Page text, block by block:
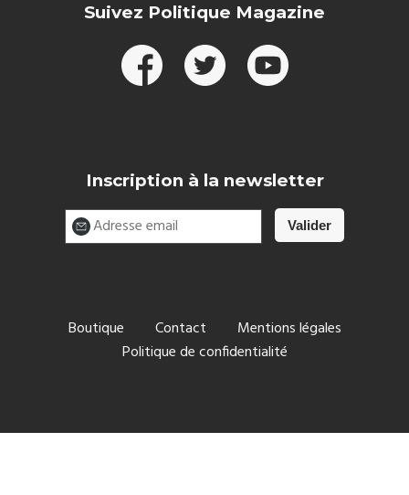
Suivez Politique Magazine
Inscription à la newsletter
Boutique Contact
Mentions légales
Politique de confidentialité